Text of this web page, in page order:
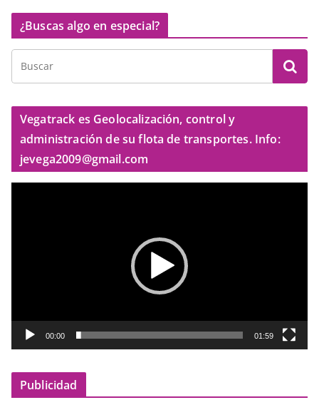
¿Buscas algo en especial?
Vegatrack es Geolocalización, control y
administración de su flota de transportes. Info:
jevega2009@gmail.com
o
00:00 01:59
Publicidad